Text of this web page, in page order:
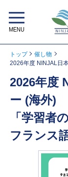
トップ
催し物
2026年度 NINJAL日
2026年度
ー (海外)
「学習者
フランス